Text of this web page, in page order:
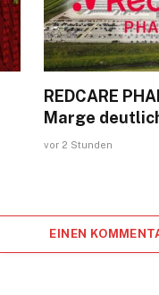
REDCARE
Marge
vor 2 Stunden
EINEN